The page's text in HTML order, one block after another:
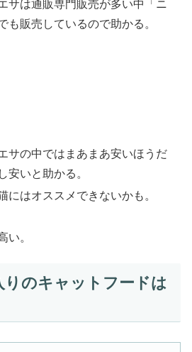
サは通販専門販売が多い中「ニ
も販売しているので助かる。
サの中ではまあまあ安いほうだ
安いと助かる。
にはオススメできないかも。
い。
りのキャットフードは